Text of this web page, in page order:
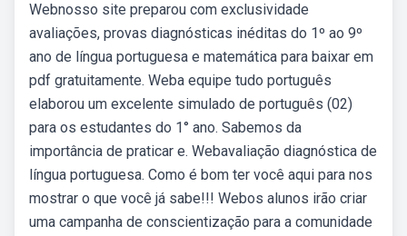
Webnosso site preparou com exclusividade
avaliações, provas diagnósticas inéditas do 1º ao 9º
ano de língua portuguesa e matemática para baixar em
pdf gratuitamente. Weba equipe tudo português
elaborou um excelente simulado de português (02)
para os estudantes do 1° ano. Sabemos da
importância de praticar e. Webavaliação diagnóstica de
língua portuguesa. Como é bom ter você aqui para nos
mostrar o que você já sabe!!! Webos alunos irão criar
uma campanha de conscientização para a comunidade